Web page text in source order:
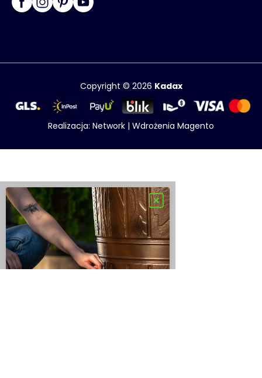
Copyright © 2026 Kadax
Realizacja: Network | Wdrożenia Magento